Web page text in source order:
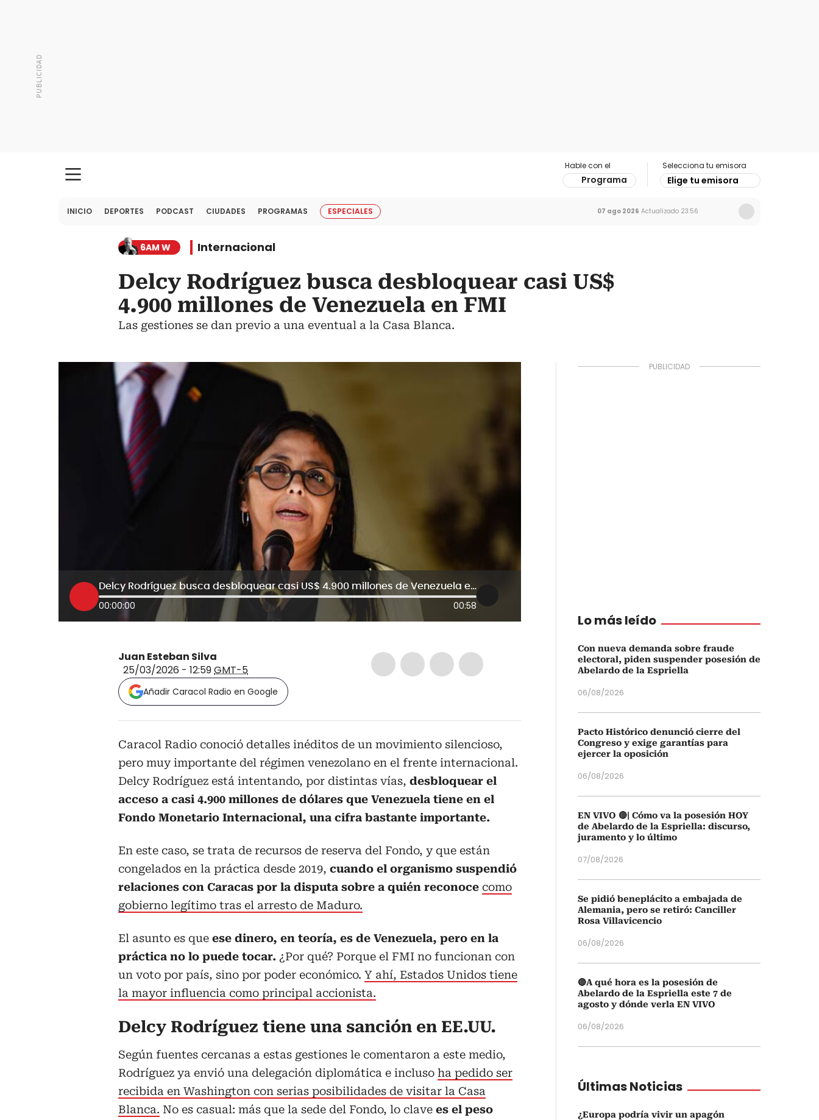
Hable con el
Programa
Selecciona tu emisora
Elige tu emisora
INICIO DEPORTES PODCAST CIUDADES PROGRAMAS ESPECIALES 07 ago 2026 Actualizado 23:56
6AM W Internacional
Delcy Rodríguez busca desbloquear casi US$
4.900 millones de Venezuela en FMI
Las gestiones se dan previo a una eventual a la Casa Blanca.
Delcy Rodríguez busca desbloquear casi US$ 4.900 millones de Venezuela en FMI
00:00:00 00:58
Juan Esteban Silva
25/03/2026 - 12:59GMT-5
Añadir Caracol Radio en Google
Caracol Radio conoció detalles inéditos de un movimiento silencioso,
pero muy importante del régimen venezolano en el frente internacional.
Delcy Rodríguez está intentando, por distintas vías, desbloquear el
acceso a casi 4.900 millones de dólares que Venezuela tiene en el
Fondo Monetario Internacional, una cifra bastante importante.
En este caso, se trata de recursos de reserva del Fondo, y que están
congelados en la práctica desde 2019, cuando el organismo suspendió
relaciones con Caracas por la disputa sobre a quién reconoce como
gobierno legítimo tras el arresto de Maduro.
El asunto es que ese dinero, en teoría, es de Venezuela, pero en la
práctica no lo puede tocar. ¿Por qué? Porque el FMI no funcionan con
un voto por país, sino por poder económico. Y ahí, Estados Unidos tiene
la mayor influencia como principal accionista.
Delcy Rodríguez tiene una sanción en EE.UU.
Según fuentes cercanas a estas gestiones le comentaron a este medio,
Rodríguez ya envió una delegación diplomática e incluso ha pedido ser
recibida en Washington con serias posibilidades de visitar la Casa
Blanca. No es casual: más que la sede del Fondo, lo clave es el peso
Lo más leído
Con nueva demanda sobre fraude
electoral, piden suspender posesión de
Abelardo de la Espriella
06/08/2026
Pacto Histórico denunció cierre del
Congreso y exige garantías para
ejercer la oposición
06/08/2026
EN VIVO 🔴| Cómo va la posesión HOY
de Abelardo de la Espriella: discurso,
juramento y lo último
07/08/2026
Se pidió beneplácito a embajada de
Alemania, pero se retiró: Canciller
Rosa Villavicencio
06/08/2026
🔴A qué hora es la posesión de
Abelardo de la Espriella este 7 de
agosto y dónde verla EN VIVO
06/08/2026
Últimas Noticias
¿Europa podría vivir un apagón